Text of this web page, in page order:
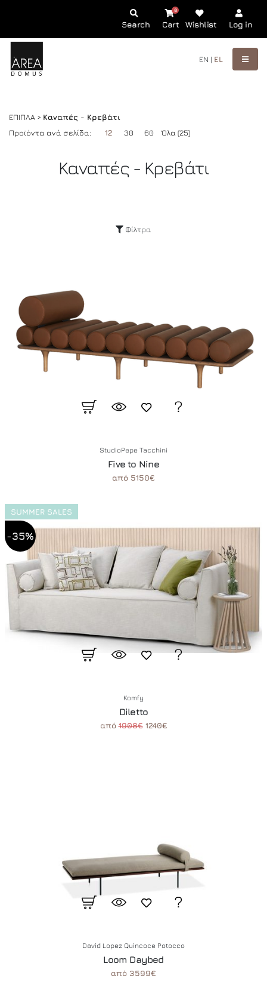
Search Cart
0
Wishlist Log in
EN | EL
ΕΠΙΠΛΑ > Καναπές - Κρεβάτι
Προϊόντα ανά σελίδα:
12 30 60 Όλα (25)
Καναπές - Κρεβάτι
Φίλτρα
StudioPepe Tacchini
Five to Nine
από 5150€
SUMMER SALES
-35%
Komfy
Diletto
από1908€1240€
David Lopez Quincoce Potocco
Loom Daybed
από 3599€